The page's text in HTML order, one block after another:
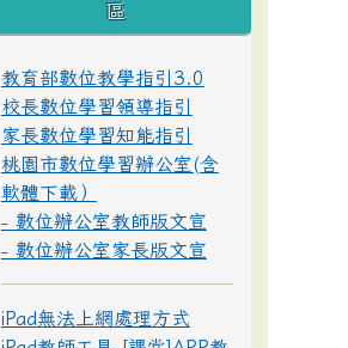
區
教育部數位教學指引3.0
校長數位學習領導指引
家長數位學習知能指引
桃園市數位學習辦公室(含
軟體下載）
- 數位辦公室教師版文宣
- 數位辦公室家長版文宣
iPad無法上網處理方式